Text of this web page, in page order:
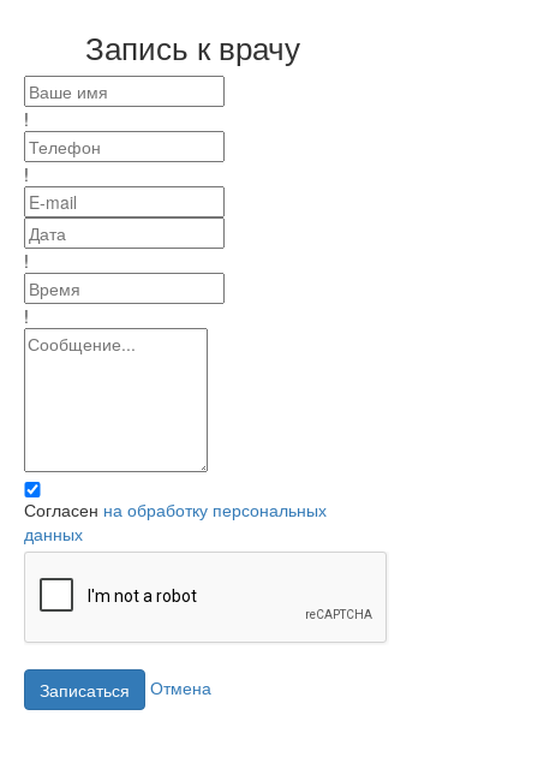
Запись к врачу
!
!
!
!
Согласен на обработку персональных
данных
Записаться Отмена